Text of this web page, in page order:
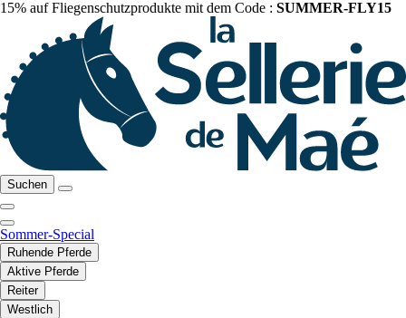
15% auf Fliegenschutzprodukte mit dem Code : SUMMER-FLY15
Suchen
Sommer-Special
Ruhende Pferde
Aktive Pferde
Reiter
Westlich